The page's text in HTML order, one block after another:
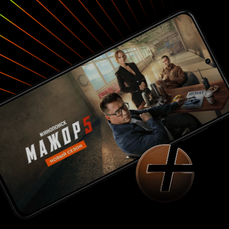
после ее постройки умерло сразу семеро
человек и никто так и не сумел объяснить, из-
за чего именно это произошло. Подобный мест
на нашем голубом шаре более, чем достаточно
и каждое из них достойно особого внимания.
Одно из них находится в тихой английской
деревушке Борли, где некогда был расположен
дом, от одного упоминания которого у людей
по спине пробегал холодок. Как говорит нам
официальная история, дом был построен
преподобным Генри Буллом в 1862 году на
месте старинного особняка, от которого
практически ничего не осталось. А так как у
Булл был человеком, который ни в чем себя не
ограничивал, то архитекторам пришлось
воссоздать целый дворец с кучей спален,
рассчитанных в общем числе на целых
четырнадцать детей. Конечно, столь много
наследников у преподобного не было, и тем не
менее он не собирался тесниться в скромном
строении, тогда как его средства позволяли
создать нечто масштабное. Однако вопреки
тому, что дом был построен при жизни